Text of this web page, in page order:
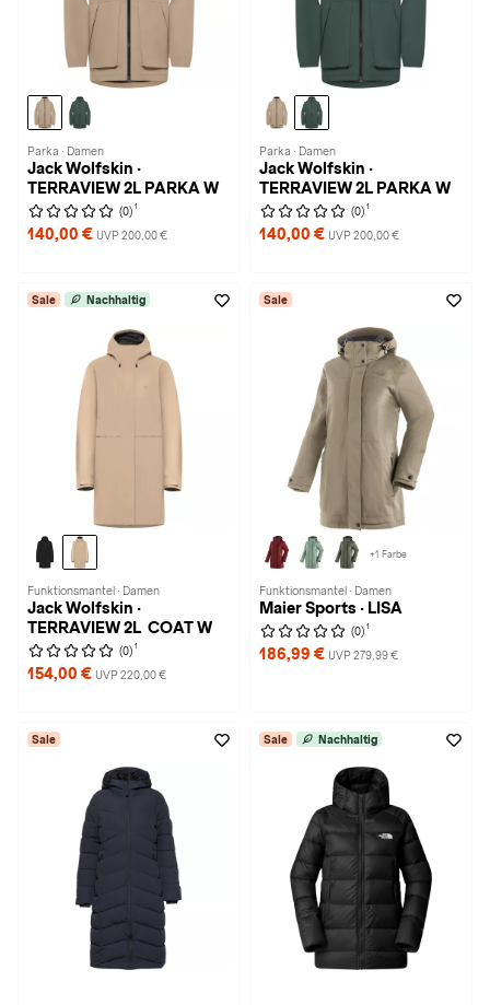
Parka · Damen
Jack Wolfskin ·
TERRAVIEW 2L PARKA W
(0) 1
140,00 € UVP 200,00 €
Parka · Damen
Jack Wolfskin ·
TERRAVIEW 2L PARKA W
(0) 1
140,00 € UVP 200,00 €
Sale Nachhaltig
Funktionsmantel · Damen
Jack Wolfskin ·
TERRAVIEW 2L COAT W
(0) 1
154,00 € UVP 220,00 €
Sale
+1 Farbe
Funktionsmantel · Damen
Maier Sports · LISA
(0) 1
186,99 € UVP 279,99 €
Sale Sale Nachhaltig